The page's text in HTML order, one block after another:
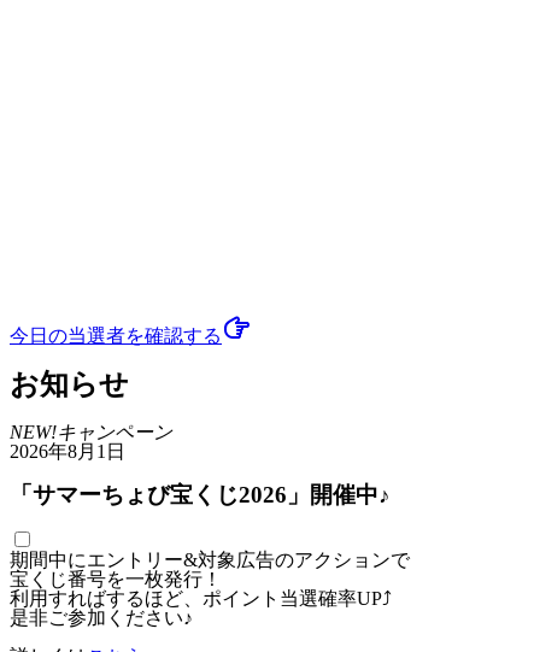
今日の当選者を確認する
お知らせ
NEW!キャンペーン
2026年8月1日
「サマーちょび宝くじ2026」開催中♪
期間中にエントリー&対象広告のアクションで
宝くじ番号を一枚発行！
利用すればするほど、ポイント当選確率UP⤴
是非ご参加ください♪